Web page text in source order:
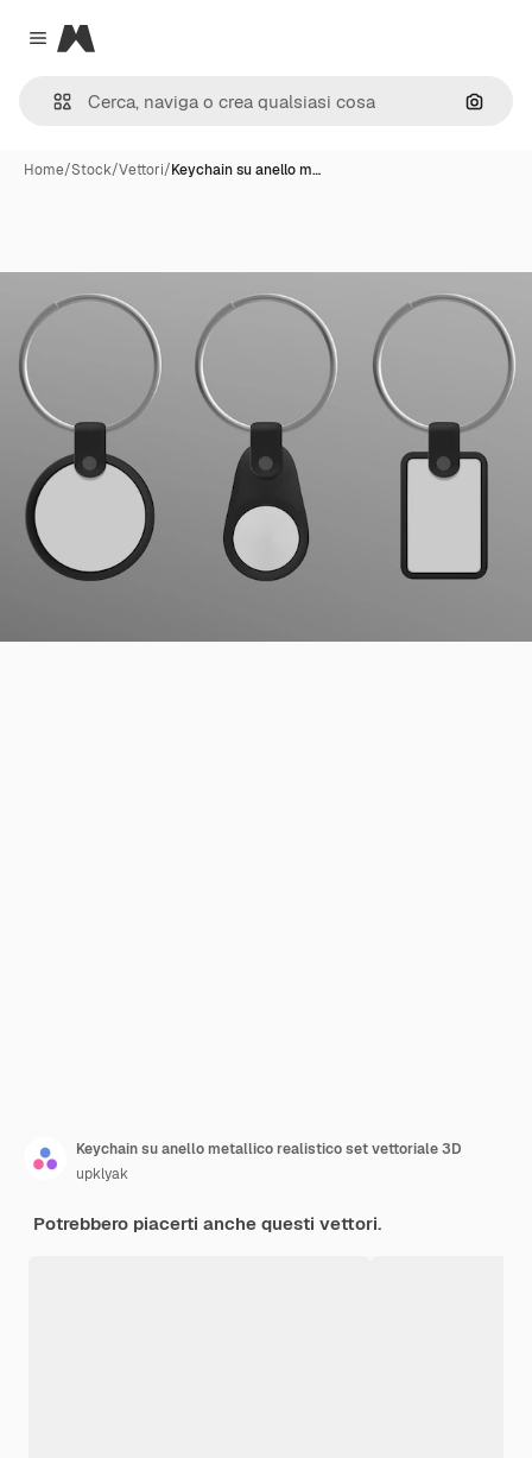
Close menu
Magnific
Cerca
Home/Stock/Vettori/Keychain su anello m…
Keychain su anello metallico realistico set vettoriale 3D
upklyak
Potrebbero piacerti anche questi vettori.